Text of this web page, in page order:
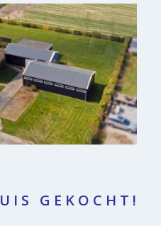
I S G E K O C H T !